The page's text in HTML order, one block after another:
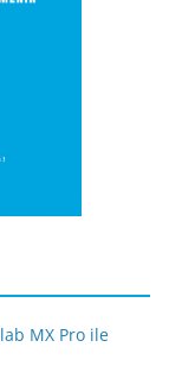
MX Pro ile